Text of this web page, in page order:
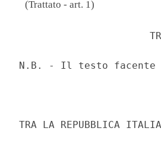
(Trattato - art. 1)
N.B. - Il testo facente
TRA LA REPUBBLICA